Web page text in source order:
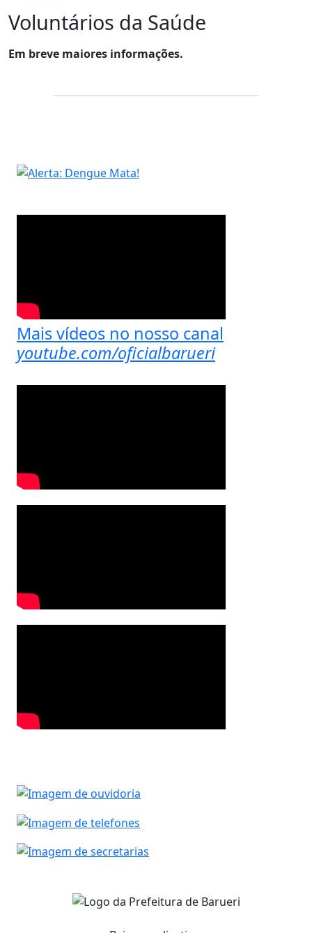
Voluntários da Saúde
Em breve maiores informações.
Mais vídeos no nosso canal
youtube.com/oficialbarueri